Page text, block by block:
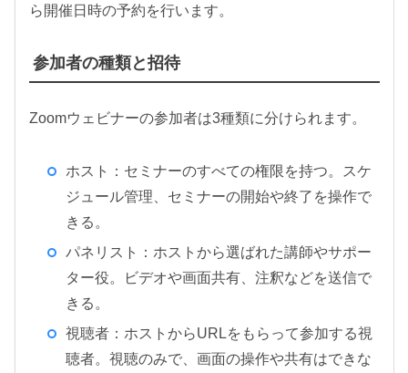
ら開催日時の予約を行います。
参加者の種類と招待
Zoomウェビナーの参加者は3種類に分けられます。
ホスト：セミナーのすべての権限を持つ。スケ
ジュール管理、セミナーの開始や終了を操作で
きる。
パネリスト：ホストから選ばれた講師やサポー
ター役。ビデオや画面共有、注釈などを送信で
きる。
視聴者：ホストからURLをもらって参加する視
聴者。視聴のみで、画面の操作や共有はできな